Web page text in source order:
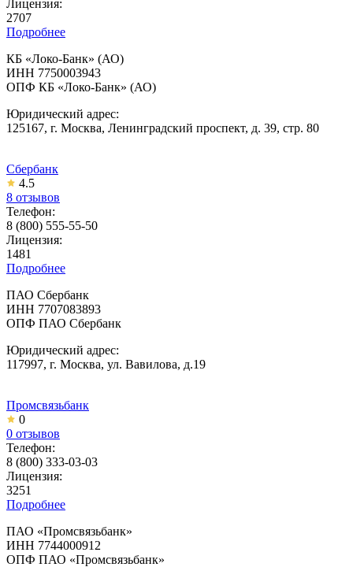
Лицензия:
2707
Подробнее
КБ «Локо-Банк» (АО)
ИНН 7750003943
ОПФ КБ «Локо-Банк» (АО)
Юридический адрес:
125167, г. Москва, Ленинградский проспект, д. 39, стр. 80
Сбербанк
4.5
8 отзывов
Телефон:
8 (800) 555-55-50
Лицензия:
1481
Подробнее
ПАО Сбербанк
ИНН 7707083893
ОПФ ПАО Сбербанк
Юридический адрес:
117997, г. Москва, ул. Вавилова, д.19
Промсвязьбанк
0
0 отзывов
Телефон:
8 (800) 333-03-03
Лицензия:
3251
Подробнее
ПАО «Промсвязьбанк»
ИНН 7744000912
ОПФ ПАО «Промсвязьбанк»